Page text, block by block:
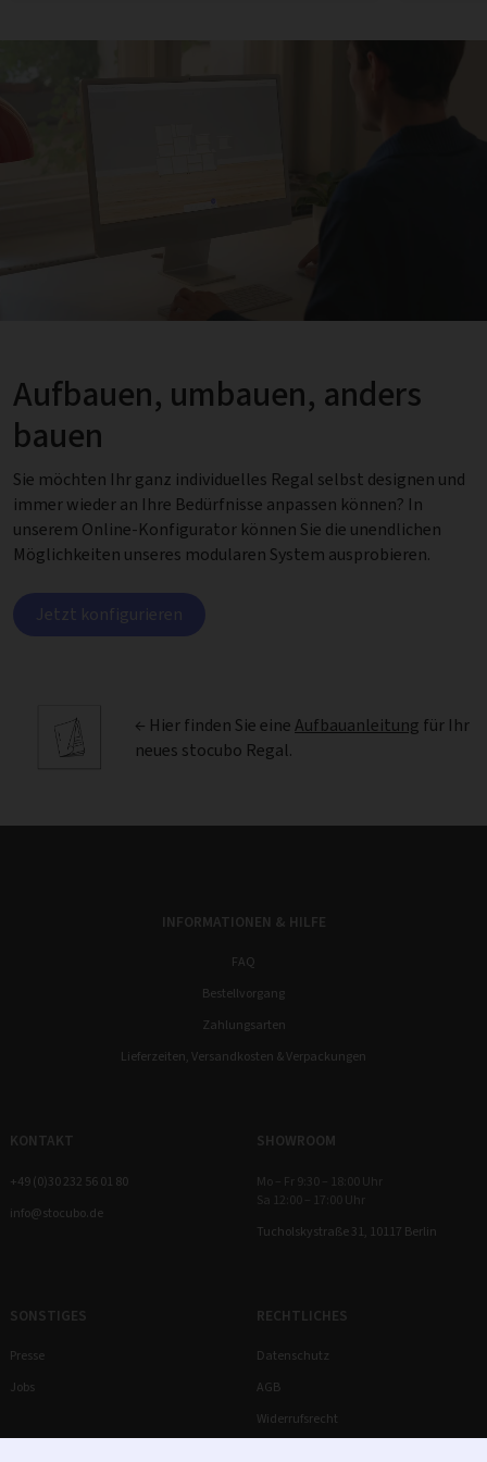
Aufbauen, umbauen, anders
bauen
Sie möchten Ihr ganz individuelles Regal selbst designen und
immer wieder an Ihre Bedürfnisse anpassen können? In
unserem Online-Konfigurator können Sie die unendlichen
Möglichkeiten unseres modularen System ausprobieren.
Jetzt konfigurieren
← Hier finden Sie eineAufbauanleitung für Ihr
neues stocubo Regal.
INFORMATIONEN & HILFE
FAQ
Bestellvorgang
Zahlungsarten
Lieferzeiten, Versandkosten & Verpackungen
KONTAKT
+49 (0)30 232 56 01 80
info@stocubo.de
SHOWROOM
Mo – Fr 9:30 – 18:00 Uhr
Sa 12:00 – 17:00 Uhr
Tucholskystraße 31, 10117 Berlin
SONSTIGES
Presse
Jobs
RECHTLICHES
Datenschutz
AGB
Widerrufsrecht